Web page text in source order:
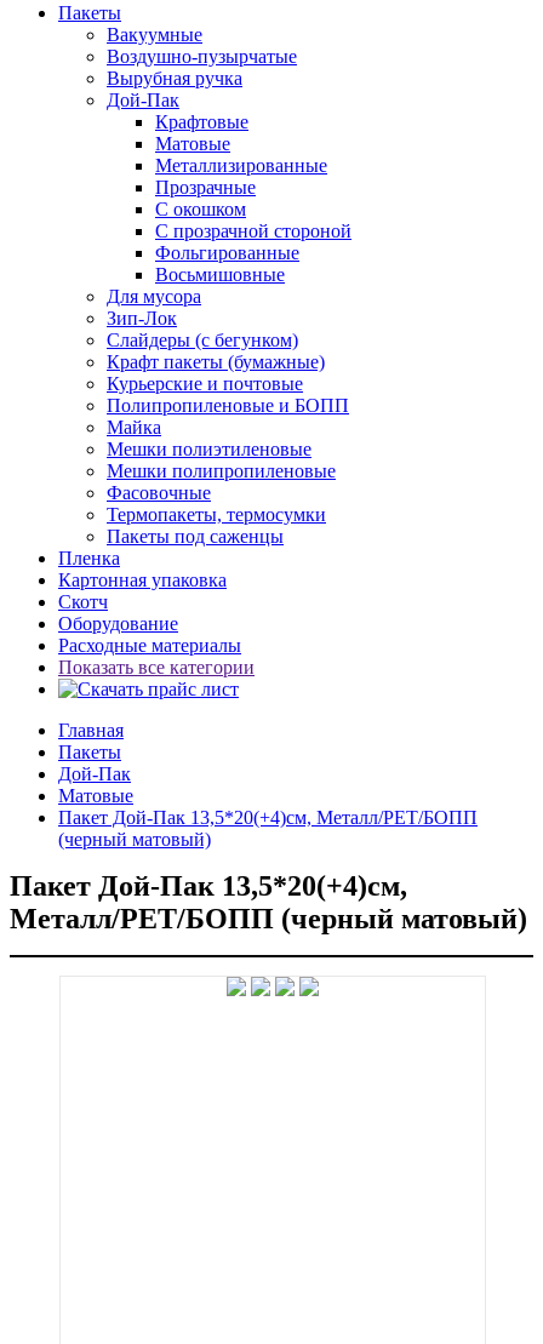
Пакеты
Вакуумные
Воздушно-пузырчатые
Вырубная ручка
Дой-Пак
Крафтовые
Матовые
Металлизированные
Прозрачные
С окошком
С прозрачной стороной
Фольгированные
Восьмишовные
Для мусора
Зип-Лок
Слайдеры (с бегунком)
Крафт пакеты (бумажные)
Курьерские и почтовые
Полипропиленовые и БОПП
Майка
Мешки полиэтиленовые
Мешки полипропиленовые
Фасовочные
Термопакеты, термосумки
Пакеты под саженцы
Пленка
Картонная упаковка
Скотч
Оборудование
Расходные материалы
Показать все категории
Главная
Пакеты
Дой-Пак
Матовые
Пакет Дой-Пак 13,5*20(+4)см, Металл/PET/БОПП
(черный матовый)
Пакет Дой-Пак 13,5*20(+4)см,
Металл/PET/БОПП (черный матовый)